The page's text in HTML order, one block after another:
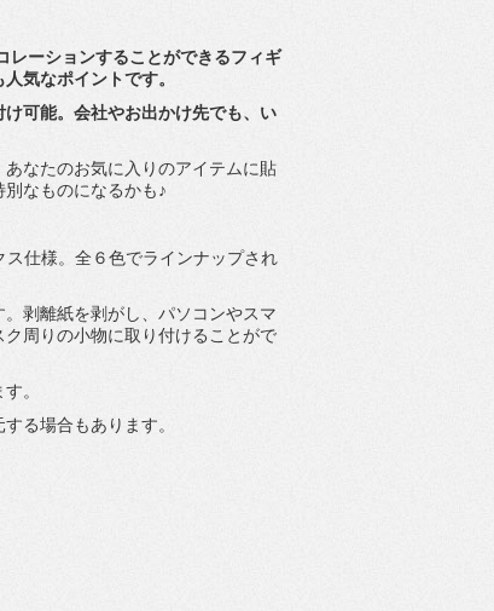
レーションすることができるフィギ
気なポイントです。
可能。 会社やお出かけ先でも、 い
あなたのお気に入りのアイテムに貼
なものになるかも♪
仕様。 全６色でラインナップされ
剥離紙を剥がし、 パソコンやスマ
周りの小物に取り付けるこ とがで
。
る場合もあります。